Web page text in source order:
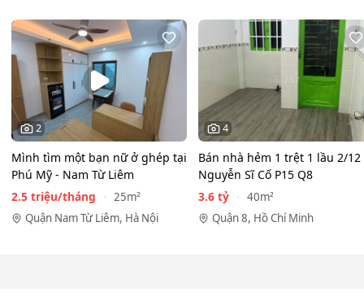
2
Mình tìm một bạn nữ ở ghép tại
Phú Mỹ - Nam Từ Liêm
2.5 triệu/tháng
25m²
Quận Nam Từ Liêm, Hà Nội
4
Bán nhà hẻm 1 trệt 1 lầu 2/12
Nguyễn Sĩ Cố P15 Q8
3.6 tỷ
40m²
Quận 8, Hồ Chí Minh